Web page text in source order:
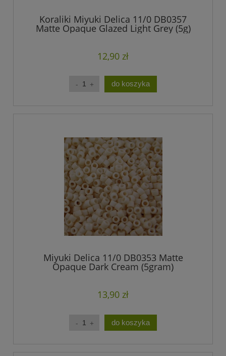
Koraliki Miyuki Delica 11/0 DB0357
Matte Opaque Glazed Light Grey (5g)
12,90 zł
do koszyka
Miyuki Delica 11/0 DB0353 Matte
Opaque Dark Cream (5gram)
13,90 zł
do koszyka